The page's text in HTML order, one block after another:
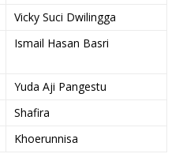
Vicky Suci Dwilingga
Ismail Hasan Basri
Yuda Aji Pangestu
Shafira
Khoerunnisa